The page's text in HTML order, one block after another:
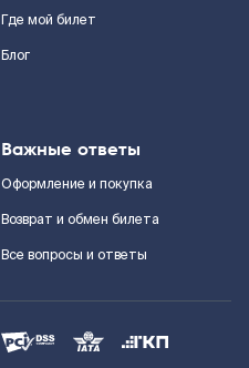
Где мой билет
Блог
Важные ответы
Оформление и покупка
Возврат и обмен билета
Все вопросы и ответы